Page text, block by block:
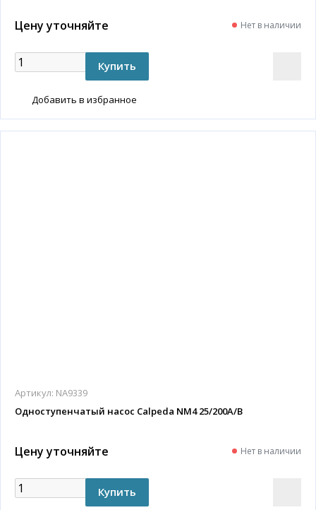
Цену уточняйте Нет в наличии
Добавить в избранное
Артикул: NA9339
Одноступенчатый насос Calpeda NM4 25/200A/B
Цену уточняйте Нет в наличии